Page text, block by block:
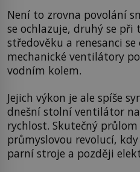
Není to zrovna povolání
se ochlazuje, druhý se při
středověku a renesanci
mechanické ventilátory
vodním kolem.
Jejich výkon je ale spíše
dnešní stolní ventilátor
rychlost. Skutečný
průmyslovou revolucí,
parní stroje a později